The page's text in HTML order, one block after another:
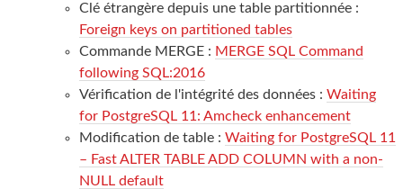
Clé étrangère depuis une table partitionnée :
Foreign keys on partitioned tables
Commande MERGE : MERGE SQL Command
following SQL:2016
Vérification de l'intégrité des données : Waiting
for PostgreSQL 11: Amcheck enhancement
Modification de table : Waiting for PostgreSQL 11
– Fast ALTER TABLE ADD COLUMN with a non-
NULL default